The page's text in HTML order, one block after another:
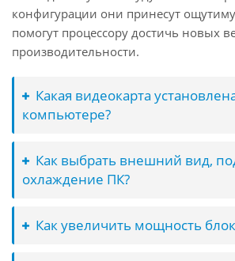
конфигурации они принесут
помогут процессору достичь новых
производительности.
Какая видеокарта
компьютере?
Как выбрать внешний вид,
охлаждение ПК?
Как увеличить мощность